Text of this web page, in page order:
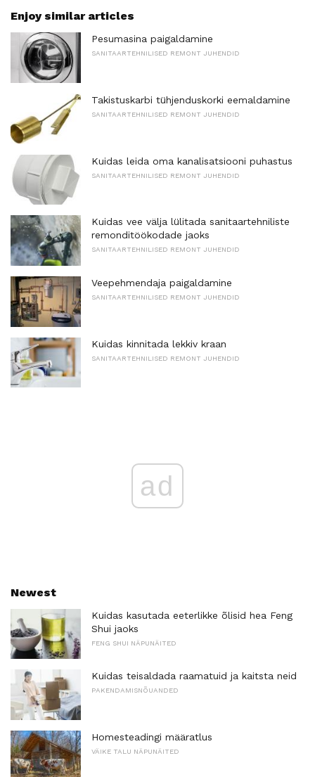
Enjoy similar articles
Pesumasina paigaldamine
SANITAARTEHNILISED REMONT JUHENDID
Takistuskarbi tühjenduskorki eemaldamine
SANITAARTEHNILISED REMONT JUHENDID
Kuidas leida oma kanalisatsiooni puhastus
SANITAARTEHNILISED REMONT JUHENDID
Kuidas vee välja lülitada sanitaartehniliste
remonditöökodade jaoks
SANITAARTEHNILISED REMONT JUHENDID
Veepehmendaja paigaldamine
SANITAARTEHNILISED REMONT JUHENDID
Kuidas kinnitada lekkiv kraan
SANITAARTEHNILISED REMONT JUHENDID
ad
Newest
Kuidas kasutada eeterlikke õlisid hea Feng
Shui jaoks
FENG SHUI NÄPUNÄITED
Kuidas teisaldada raamatuid ja kaitsta neid
PAKENDAMISNÕUANDED
Homesteadingi määratlus
VÄIKE TALU NÄPUNÄITED